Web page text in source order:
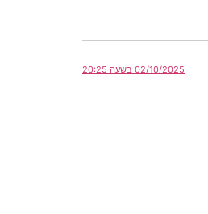
02/10/2025 בשעה 20:25